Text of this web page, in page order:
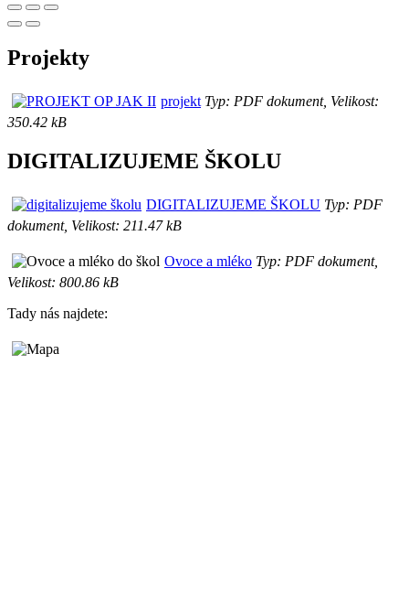
Projekty
projekt Typ: PDF dokument, Velikost:
350.42 kB
DIGITALIZUJEME ŠKOLU
DIGITALIZUJEME ŠKOLU Typ: PDF
dokument, Velikost: 211.47 kB
Ovoce a mléko Typ: PDF dokument,
Velikost: 800.86 kB
Tady nás najdete: